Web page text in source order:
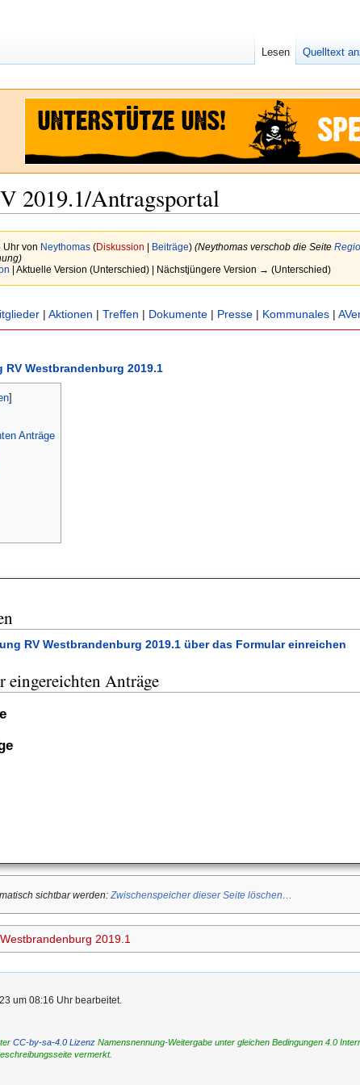
2019.1/Antragsportal
Uhr von Neythomas (Diskussion | Beiträge) (Neythomas verschob die Seite
| Aktuelle Version (Unterschied) | Nächstjüngere Version → (Unterschied)
| Aktionen | Treffen | Dokumente | Presse | Kommunales |
RV Westbrandenburg 2019.1
Anträge
RV Westbrandenburg 2019.1 über das Formular einreichen
eingereichten Anträge
sichtbar werden: Zwischenspeicher dieser Seite löschen…
2019.1
Lesen Quelltext
um 08:16 Uhr bearbeitet.
CC-by-sa-4.0 Lizenz Namensnennung-Weitergabe unter gleichen Bedingungen 4.0
vermerkt.